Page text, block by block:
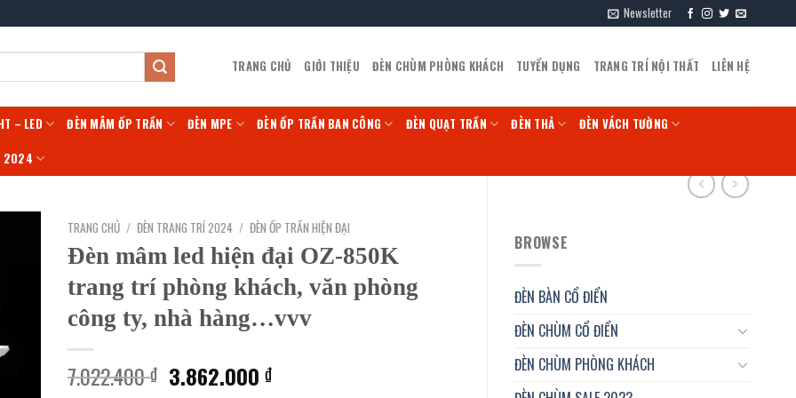
Newsletter
TRANG CHỦ GIỚI THIỆU ĐÈN CHÙM PHÒNG KHÁCH TUYỂN DỤNG TRANG TRÍ NỘI THẤT LIÊN HỆ
– LED ĐÈN MÂM ỐP TRẦN ĐÈN MPE ĐÈN ỐP TRẦN BAN CÔNG ĐÈN QUẠT TRẦN ĐÈN THẢ ĐÈN VÁCH TƯỜNG
2024
BROWSE
ĐÈN BÀN CỔ ĐIỂN
ĐÈN CHÙM CỔ ĐIỂN
ĐÈN CHÙM PHÒNG KHÁCH
TRANG CHỦ / ĐÈN TRANG TRÍ 2024 / ĐÈN ỐP TRẦN HIỆN ĐẠI
Đèn mâm led hiện đại OZ-850K
trang trí phòng khách, văn phòng
công ty, nhà hàng…vvv
7.022.400₫ Giá
3.862.000₫Giá